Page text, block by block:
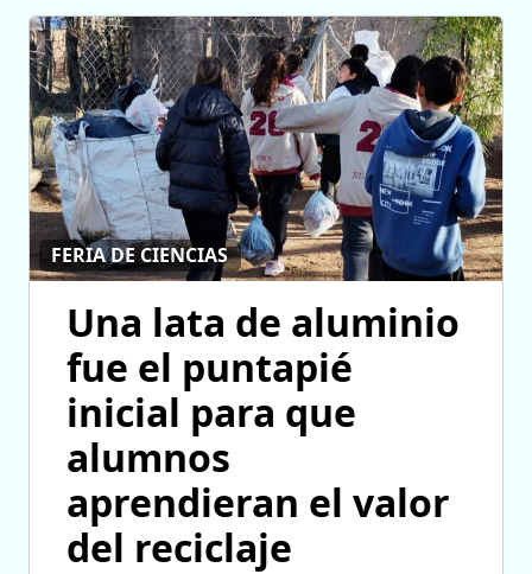
FERIA DE CIENCIAS
Una lata de aluminio
fue el puntapié
inicial para que
alumnos
aprendieran el valor
del reciclaje